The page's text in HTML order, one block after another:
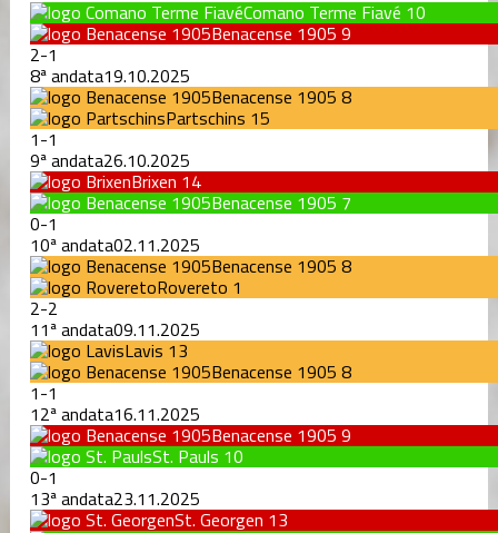
Comano Terme Fiavé 10
Benacense 1905 9
2-1
8ª andata19.10.2025
Benacense 1905 8
Partschins 15
1-1
9ª andata26.10.2025
Brixen 14
Benacense 1905 7
0-1
10ª andata02.11.2025
Benacense 1905 8
Rovereto 1
2-2
11ª andata09.11.2025
Lavis 13
Benacense 1905 8
1-1
12ª andata16.11.2025
Benacense 1905 9
St. Pauls 10
0-1
13ª andata23.11.2025
St. Georgen 13